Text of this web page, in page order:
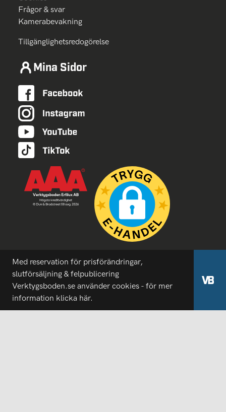
Frågor & svar
Kamerabevakning
Tillgänglighetsredogörelse
Mina Sidor
Med reservation för prisförändringar,
slutförsäljning & felpublicering
Verktygsboden.se använder cookies - för mer
information klicka här.